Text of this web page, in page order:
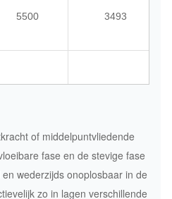
5500 3493
4000 3175
of middelpuntvliedende
fase en de stevige fase
wederzijds onoplosbaar in de
zo in lagen verschillende